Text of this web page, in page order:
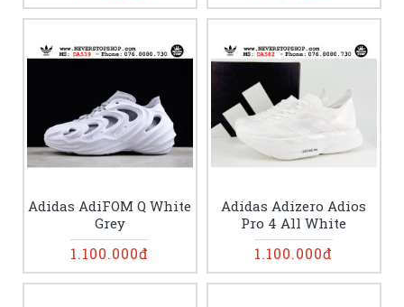
Adidas AdiFOM Q White
Grey
1.100.000đ
Adidas Adizero Adios
Pro 4 All White
1.100.000đ